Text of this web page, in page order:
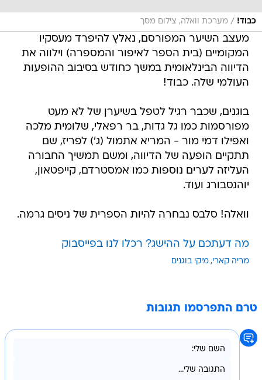
כבוד! / מערכת וואלה, צילום מסך
מעצב השיער המפורסם, נאלץ להיפרד מעסקיו
המקומיים (בית הספר לאיפור והמספרה) וילווה את
הדיווה הבינלאומית במשך כחודש בסיבוב ההופעות
העולמי שלה. כבוד!
בוגנים, שכבר רגיל לטפל בשיערן של לא מעט
מפורסמות כמו גל גדות, בר רפאלי, שלומית מלכה
ואפילו דמי מור - המריא אתמול (ג') לפריז, שם
תתקיים הופעה של הדיווה, ומשם תמשיך החבורה
העליזה לערים נוספות כמו אמסטרדם, קייפטאון,
יוהנסבורג ועוד.
וואלה! סלבס נבחרה להיות הספרית של ניסים גרמה.
מה דעתכם על ההישג? רכלו לנו בפייסבוק
מריה קארי מיקי בוגנים
טרם התפרסמו תגובות